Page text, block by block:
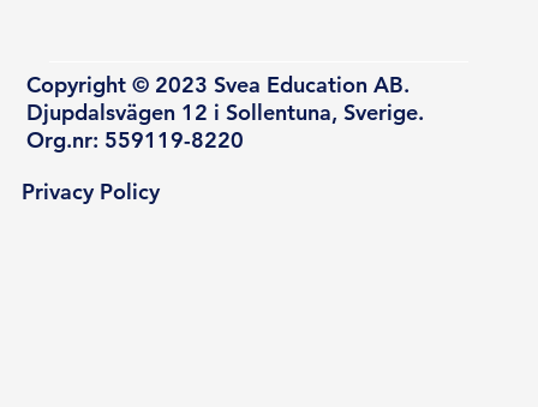
Copyright © 2023 Svea Education AB.
Djupdalsvägen 12 i Sollentuna, Sverige.
Org.nr: 559119-8220
Privacy Policy